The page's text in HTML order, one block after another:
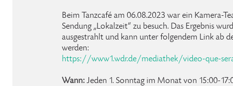
Beim Tanzcafé am 06.08.2023 war ein Kamera-
Sendung „Lokalzeit“ zu besuch. Das Ergebnis
ausgestrahlt und kann unter folgendem Link ab
werden:
https://www1.wdr.de/mediathek/video-que-
Wann: Jeden 1. Sonntag im Monat von 15:00-